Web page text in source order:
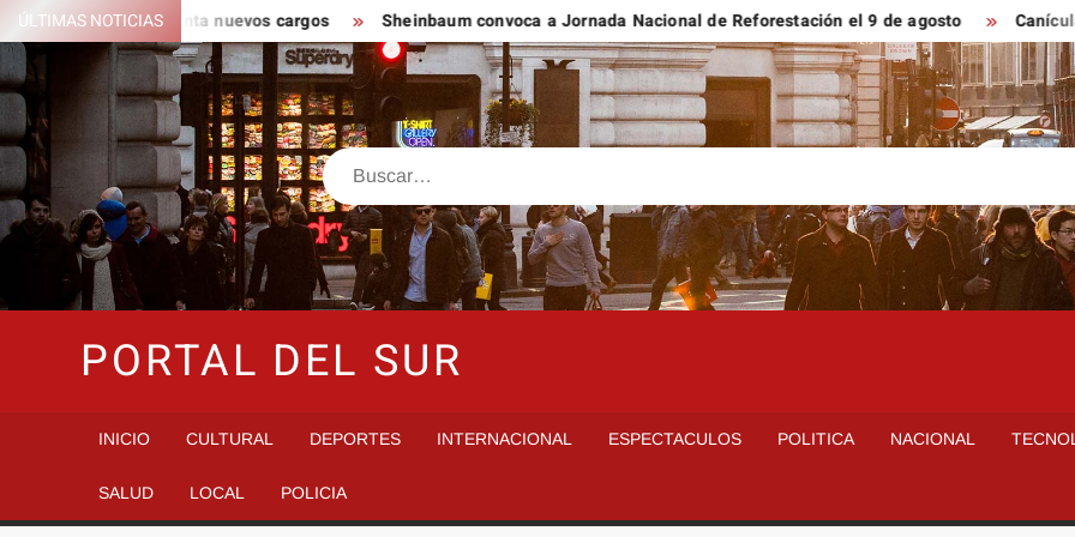
Saltar
al
contenido
ÚLTIMAS NOTICIAS
CJNG y presenta nuevos cargos Sheinbaum convoca a Jornada Nacional de Reforestación el 9 de agosto Canícula
Buscar
PORTAL DEL SUR
INICIO CULTURAL DEPORTES INTERNACIONAL ESPECTACULOS POLITICA NACIONAL
SALUD LOCAL POLICIA